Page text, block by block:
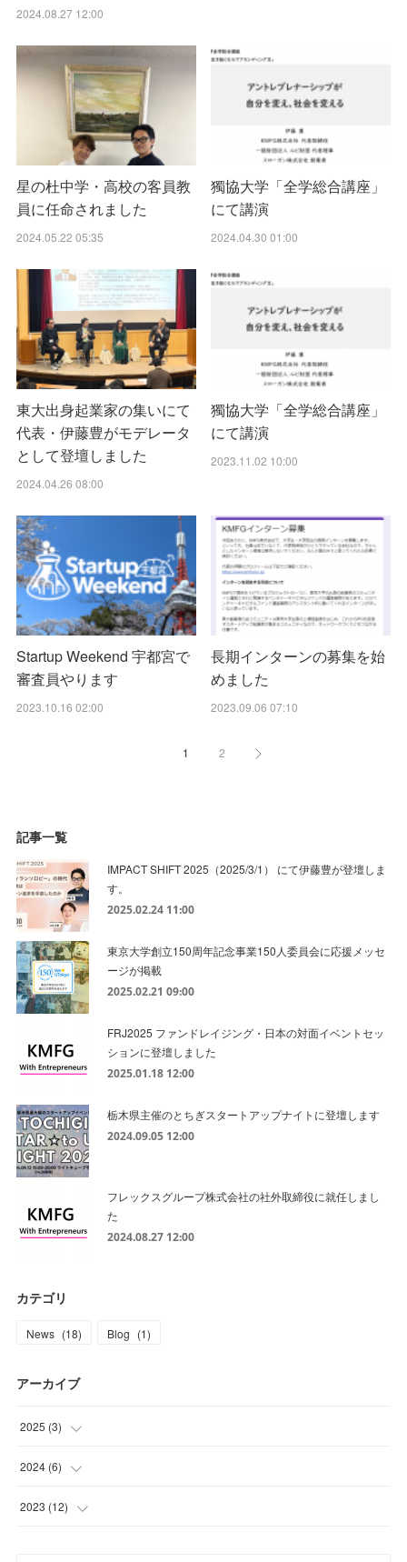
2024.08.27 12:00
星の杜中学・高校の客員教
員に任命されました
2024.05.22 05:35
獨協大学「全学総合講座」
にて講演
2024.04.30 01:00
東大出身起業家の集いにて
代表・伊藤豊がモデレータ
として登壇しました
2024.04.26 08:00
獨協大学「全学総合講座」
にて講演
2023.11.02 10:00
Startup Weekend 宇都宮で
審査員やります
2023.10.16 02:00
長期インターンの募集を始
めました
2023.09.06 07:10
1 2
記事一覧
IMPACT SHIFT 2025（2025/3/1） にて伊藤豊が登壇しま
す。
2025.02.24 11:00
東京大学創立150周年記念事業150人委員会に応援メッセ
ージが掲載
2025.02.21 09:00
FRJ2025 ファンドレイジング・日本の対面イベントセッ
ションに登壇しました
2025.01.18 12:00
栃木県主催のとちぎスタートアップナイトに登壇します
2024.09.05 12:00
フレックスグループ株式会社の社外取締役に就任しまし
た
2024.08.27 12:00
カテゴリ
News (18) Blog (1)
アーカイブ
2025 (3)
( )
(1
2024 (6)
(1
2023 (12)